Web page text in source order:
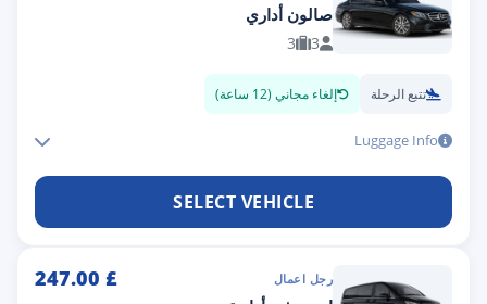
صالون أداري
3
3
تتبع الرحلة إلغاء مجاني (12 ساعة)
Luggage Info
SELECT VEHICLE
رجل اعمال £
247.00